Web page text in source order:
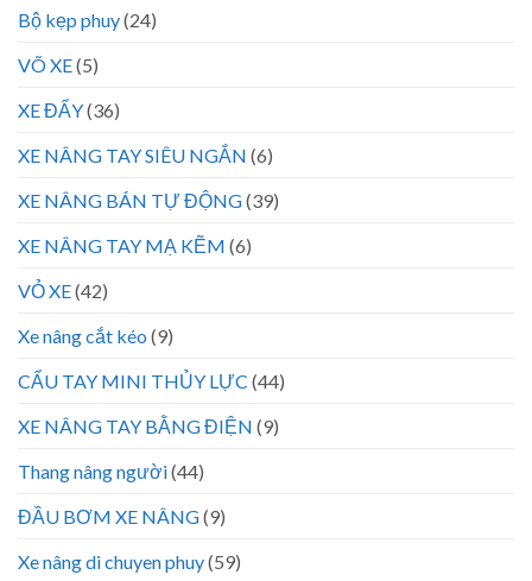
Bộ kẹp phuy(24)
VÕ XE(5)
XE ĐẨY(36)
XE NÂNG TAY SIÊU NGẮN (6)
XE NÂNG BÁN TỰ ĐỘNG(39)
XE NÂNG TAY MẠ KẼM (6)
VỎ XE(42)
Xe nâng cắt kéo (9)
CẨU TAY MINI THỦY LỰC (44)
XE NÂNG TAY BẰNG ĐIỆN (9)
Thang nâng người(44)
ĐẦU BƠM XE NÂNG(9)
Xe nâng di chuyen phuy(59)